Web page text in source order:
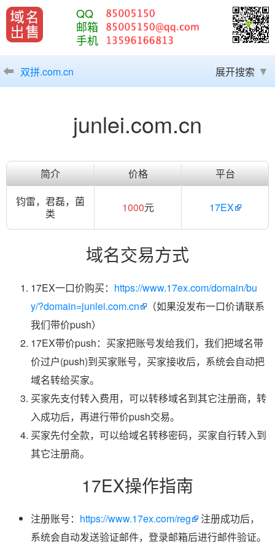
QQ
邮箱
手机
双拼.com.cn 展开搜索
junlei.com.cn
简介 价格
平台
钧雷，君磊，菌
类
1000元 17EX
域名交易方式
17EX一口价购买： https://www.17ex.com/domain/bu
y/?domain=junlei.com.cn
（如果没发布一口价请联系
我们带价push）
17EX带价push：买家把账号发给我们，我们把域名带
价过户(push)到买家账号，买家接收后，系统会自动把
域名转给买家。
买家先支付转入费用，可以转移域名到其它注册商，转
入成功后，再进行带价push交易。
买家先付全款，可以给域名转移密码，买家自行转入到
其它注册商。
17EX操作指南
注册账号： https://www.17ex.com/reg
注册成功后，
系统会自动发送验证邮件，登录邮箱后进行邮件验证。